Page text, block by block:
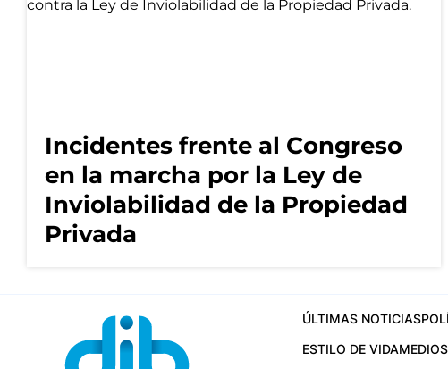
Incidentes frente al Congreso
en la marcha por la Ley de
Inviolabilidad de la Propiedad
Privada
ÚLTIMAS NOTICIAS
ESTILO DE VIDAMEDIOS